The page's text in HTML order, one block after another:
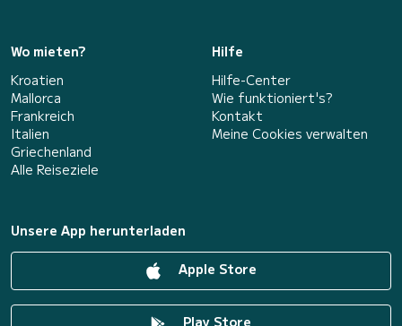
Wo mieten?
Kroatien
Mallorca
Frankreich
Italien
Griechenland
Alle Reiseziele
Hilfe
Hilfe-Center
Wie funktioniert's?
Kontakt
Meine Cookies verwalten
Unsere App herunterladen
Apple Store
Play Store